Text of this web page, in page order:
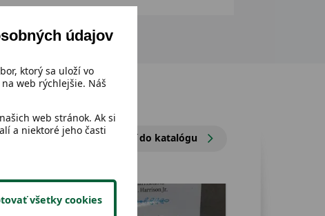
Prejsť do katalógu
údajov
ktorý sa uloží vo
web rýchlejšie. Náš
web stránok. Ak si
a niektoré jeho časti
všetky cookies